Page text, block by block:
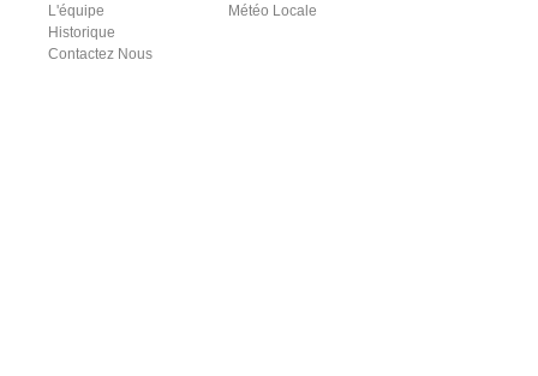
L'équipe
Historique
Contactez Nous
Météo Locale